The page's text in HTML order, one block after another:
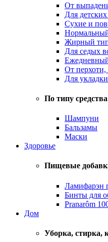
От
Для
Сухие и
Жирный
Для седых
От
Для
По типу средства
Шампуни
Бальзамы
Маски
Здоровье
Пищевые
Ламифарэн
Бинты для
Pranarôm
Дом
Уборка, стирка,